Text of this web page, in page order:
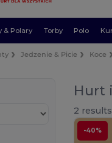
& Polary Torby Polo
Jedzenie & Picie Koce
Hurt
2
-40%